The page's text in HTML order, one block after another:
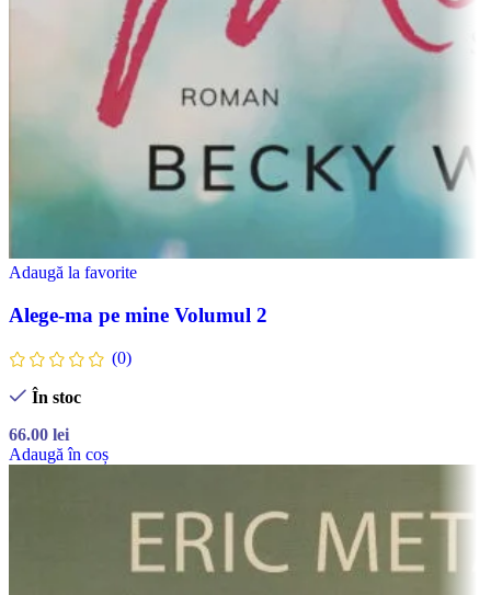
Adaugă la favorite
Alege-ma pe mine Volumul 2
(0)
În stoc
66.00 lei
Adaugă în coș